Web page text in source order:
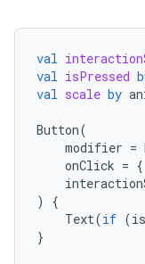
val
val isPressed
val scale by
Button(
modifier =
onClick = {
)
{
Text(if (
}